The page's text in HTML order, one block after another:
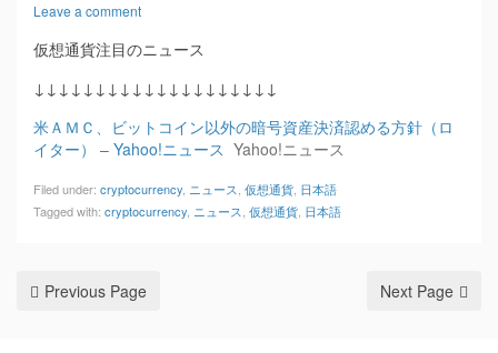
Leave a comment
仮想通貨注目のニュース
↓↓↓↓↓↓↓↓↓↓↓↓↓↓↓↓↓↓↓↓
米ＡＭＣ、ビットコイン以外の暗号資産決済認める方針（ロ
イター） – Yahoo!ニュース Yahoo!ニュース
Filed under: cryptocurrency ニュース 仮想通貨 日本語
Tagged with: cryptocurrency ニュース 仮想通貨 日本語
Previous Page Next Page